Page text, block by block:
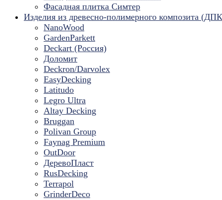
Фасадная плитка Симтер
Изделия из древесно-полимерного композита
NanoWood
GardenParkett
Deckart (Россия)
Доломит
Deckron/Darvolex
EasyDecking
Latitudo
Legro Ultra
Altay Decking
Bruggan
Polivan Group
Faynag Premium
OutDoor
ДеревоПласт
RusDecking
Terrapol
GrinderDeco